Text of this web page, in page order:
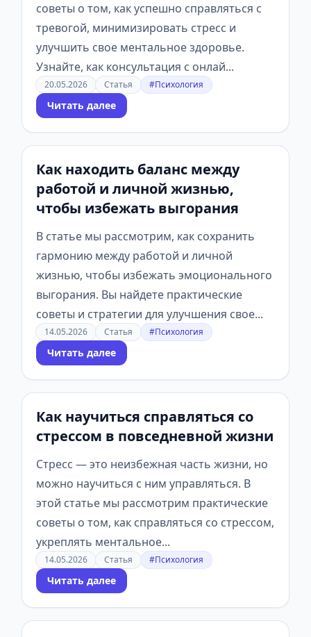
советы о том, как успешно справляться с
тревогой, минимизировать стресс и
улучшить свое ментальное здоровье.
Узнайте, как консультация с онлай...
20.05.2026 Статья #Психология
Читать далее
Как находить баланс между
работой и личной жизнью,
чтобы избежать выгорания
В статье мы рассмотрим, как сохранить
гармонию между работой и личной
жизнью, чтобы избежать эмоционального
выгорания. Вы найдете практические
советы и стратегии для улучшения свое...
14.05.2026 Статья #Психология
Читать далее
Как научиться справляться со
стрессом в повседневной жизни
Стресс — это неизбежная часть жизни, но
можно научиться с ним управляться. В
этой статье мы рассмотрим практические
советы о том, как справляться со стрессом,
укреплять ментальное...
14.05.2026 Статья #Психология
Читать далее